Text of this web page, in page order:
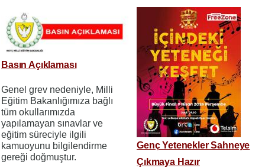
Basın Açıklaması
Genel grev nedeniyle, Milli
Eğitim Bakanlığımıza bağlı
tüm okullarımızda
yapılamayan sınavlar ve
eğitim süreciyle ilgili
kamuoyunu bilgilendirme
gereği doğmuştur.
Genç Yetenekler Sahneye
Çıkmaya Hazır